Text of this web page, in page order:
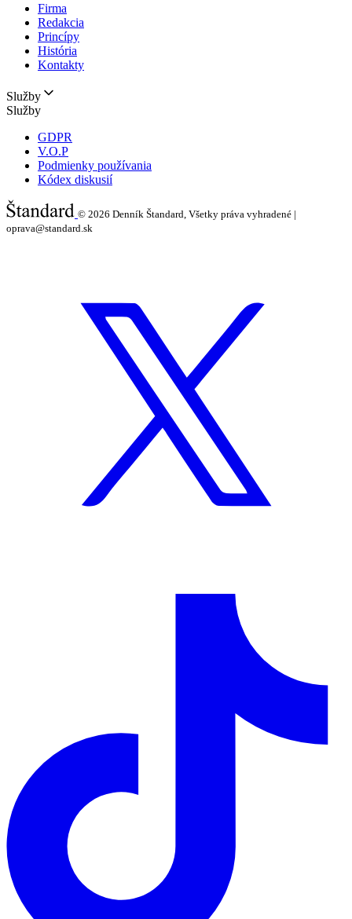
Firma
Redakcia
Princípy
História
Kontakty
Služby
Služby
GDPR
V.O.P
Podmienky používania
Kódex diskusií
© 2026 Denník Štandard, Všetky práva vyhradené |
oprava@standard.sk